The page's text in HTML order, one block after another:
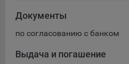
файлов cookie:
обрабатываемые на сайте
использования необходимых
Документы
по согласованию с банком
Выдача и погашение